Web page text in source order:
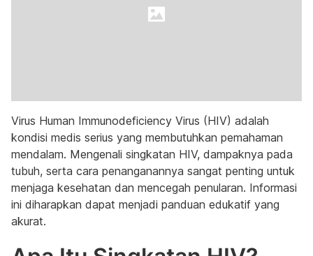
Virus Human Immunodeficiency Virus (HIV) adalah
kondisi medis serius yang membutuhkan pemahaman
mendalam. Mengenali singkatan HIV, dampaknya pada
tubuh, serta cara penanganannya sangat penting untuk
menjaga kesehatan dan mencegah penularan. Informasi
ini diharapkan dapat menjadi panduan edukatif yang
akurat.